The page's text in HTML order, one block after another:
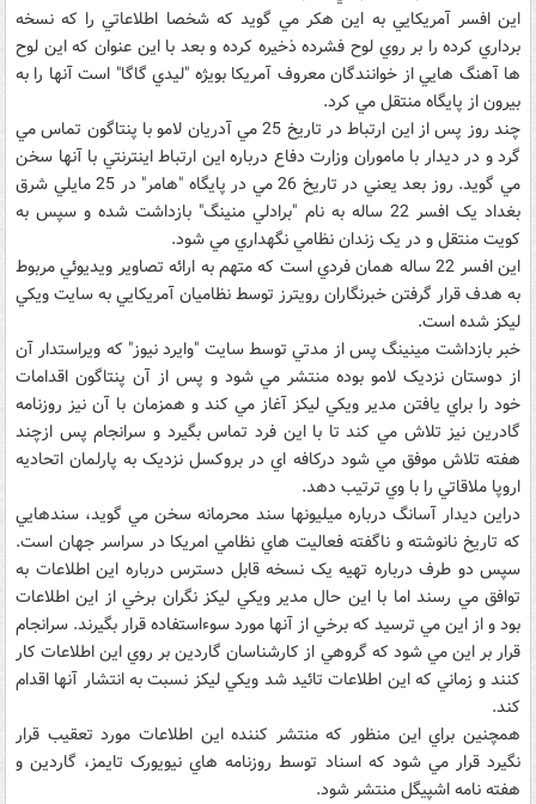
اين افسر آمريکايي به اين هکر مي گويد که شخصا اطلاعاتي را که نسخه
برداري کرده را بر روي لوح فشرده ذخيره کرده و بعد با اين عنوان که اين لوح
ها آهنگ هايي از خوانندگان معروف آمريکا بويژه "ليدي گاگا" است آنها را به
بيرون از پايگاه منتقل مي کرد.
چند روز پس از اين ارتباط در تاريخ 25 مي آدريان لامو با پنتاگون تماس مي
گرد و در ديدار با ماموران وزارت دفاع درباره اين ارتباط اينترنتي با آنها سخن
مي گويد. روز بعد يعني در تاريخ 26 مي در پايگاه "هامر" در 25 مايلي شرق
بغداد يک افسر 22 ساله به نام "برادلي منينگ" بازداشت شده و سپس به
کويت منتقل و در يک زندان نظامي نگهداري مي شود.
اين افسر 22 ساله همان فردي است که متهم به ارائه تصاوير ويديوئي مربوط
به هدف قرار گرفتن خبرنگاران رويترز توسط نظاميان آمريکايي به سايت ويکي
ليکز شده است.
خبر بازداشت مينينگ پس از مدتي توسط سايت "وايرد نيوز" که ويراستدار آن
از دوستان نزديک لامو بوده منتشر مي شود و پس از آن پنتاگون اقدامات
خود را براي يافتن مدير ويکي ليکز آغاز مي کند و همزمان با آن نيز روزنامه
گادرين نيز تلاش مي کند تا با اين فرد تماس بگيرد و سرانجام پس ازچند
هفته تلاش موفق مي شود درکافه اي در بروکسل نزديک به پارلمان اتحاديه
اروپا ملاقاتي را با وي ترتيب دهد.
دراين ديدار آسانگ درباره ميليونها سند محرمانه سخن مي گويد، سندهايي
که تاريخ نانوشته و ناگفته فعاليت هاي نظامي امريکا در سراسر جهان است.
سپس دو طرف درباره تهيه يک نسخه قابل دسترس درباره اين اطلاعات به
توافق مي رسند اما با اين حال مدير ويکي ليکز نگران برخي از اين اطلاعات
بود و از اين مي ترسيد که برخي از آنها مورد سوءاستفاده قرار بگيرند. سرانجام
قرار بر اين مي شود که گروهي از کارشناسان گاردين بر روي اين اطلاعات کار
کنند و زماني که اين اطلاعات تائيد شد ويکي ليکز نسبت به انتشار آنها اقدام
کند.
همچنين براي اين منظور که منتشر کننده اين اطلاعات مورد تعقيب قرار
نگيرد قرار مي شود که اسناد توسط روزنامه هاي نيويورک تايمز، گاردين و
هفته نامه اشپيگل منتشر شود.